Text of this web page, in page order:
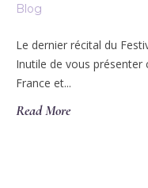
Blog
Le dernier récital du
Inutile de vous
France et...
Read More